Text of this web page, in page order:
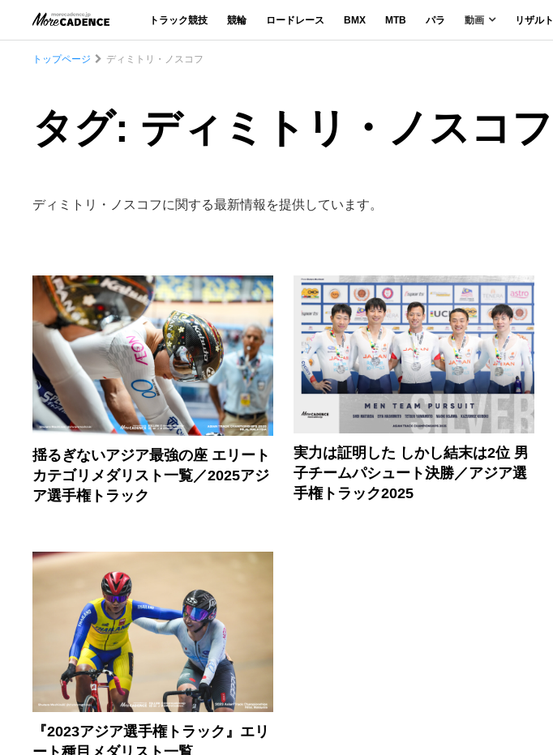
トラック競技 競輪 ロードレース BMX MTB パラ 動画 リザルト
トップページ ディミトリ・ノスコフ
タグ: ディミトリ・ノスコフ
ディミトリ・ノスコフに関する最新情報を提供しています。
揺るぎないアジア最強の座 エリート
カテゴリメダリスト一覧／2025アジ
ア選手権トラック
実力は証明した しかし結末は2位 男
子チームパシュート決勝／アジア選
手権トラック2025
『2023アジア選手権トラック』エリ
ート種目メダリスト一覧